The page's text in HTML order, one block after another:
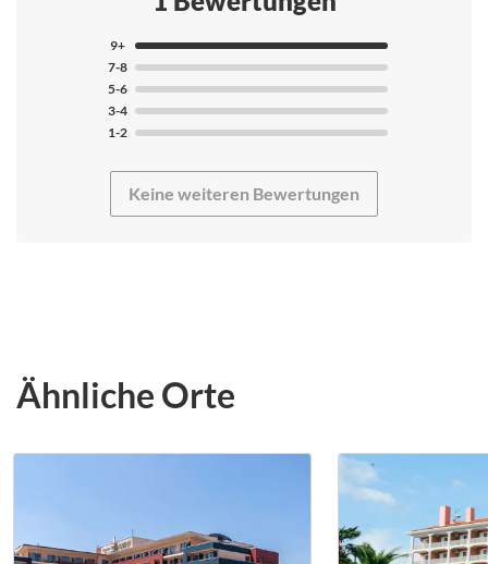
Buchung entsprechende angepasst. Die Unterkunft
(Mobilwohnheim auf dem Campingplatz) waren sehr
gut. Alles was man braucht, kein Schnickschnack, sauber
und gepflegt. Genauso wie die Sanitäranlagen auf dem
Campingplatz. Die Therme/ das Schwimmbad sind für
Trainingszwecke ideal, jedoch allgemein etwas in die
Ausreichend Platz, die versprochenen Bahnen und
9+
7-8
5-6
3-4
1-2
Keine weiteren Bewertungen
Ähnliche Orte